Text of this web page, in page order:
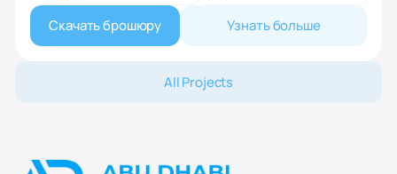
Скачать брошюру Узнать больше
All Projects